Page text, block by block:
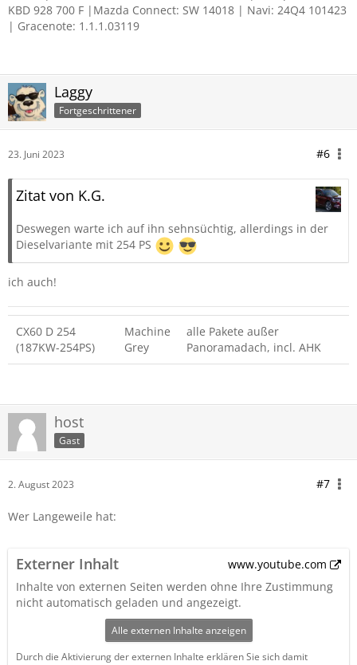
KBD 928 700 F |Mazda Connect: SW 14018 | Navi: 24Q4 101423
| Gracenote: 1.1.1.03119
Laggy
Fortgeschrittener
23. Juni 2023 #6
Zitat von K.G.
Deswegen warte ich auf ihn sehnsüchtig, allerdings in der
Dieselvariante mit 254 PS
ich auch!
CX60 D 254
(187KW-254PS)
Machine
Grey
alle Pakete außer
Panoramadach, incl. AHK
host
Gast
2. August 2023 #7
Wer Langeweile hat:
Externer Inhalt
www.youtube.com
Inhalte von externen Seiten werden ohne Ihre Zustimmung
nicht automatisch geladen und angezeigt.
Alle externen Inhalte anzeigen
Durch die Aktivierung der externen Inhalte erklären Sie sich damit